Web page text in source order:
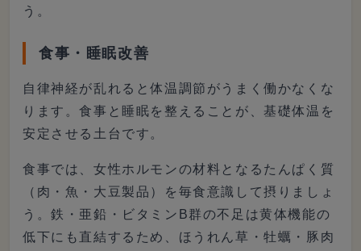
う。
食事・睡眠改善
自律神経が乱れると体温調節がうまく働かなくな
ります。食事と睡眠を整えることが、基礎体温を
安定させる土台です。
食事では、女性ホルモンの材料となるたんぱく質
（肉・魚・大豆製品）を毎食意識して摂りましょ
う。鉄・亜鉛・ビタミンB群の不足は黄体機能の
低下にも直結するため、ほうれん草・牡蠣・豚肉